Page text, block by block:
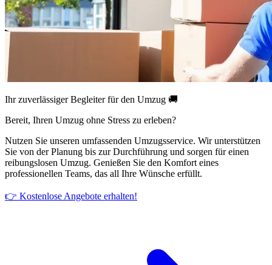
Ihr zuverlässiger Begleiter für den Umzug 🚚
Bereit, Ihren Umzug ohne Stress zu erleben?
Nutzen Sie unseren umfassenden Umzugsservice. Wir unterstützen
Sie von der Planung bis zur Durchführung und sorgen für einen
reibungslosen Umzug. Genießen Sie den Komfort eines
professionellen Teams, das all Ihre Wünsche erfüllt.
👉 Kostenlose Angebote erhalten!